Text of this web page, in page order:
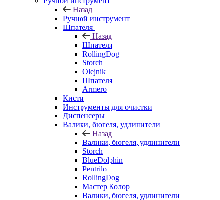
Назад
Ручной инструмент
Шпателя
Назад
Шпателя
RollingDog
Storch
Olejnik
Шпателя
Armero
Кисти
Инструменты для очистки
Диспенсеры
Валики, бюгеля, удлинители
Назад
Валики, бюгеля, удлинители
Storch
BlueDolphin
Pentrilo
RollingDog
Мастер Колор
Валики, бюгеля, удлинители